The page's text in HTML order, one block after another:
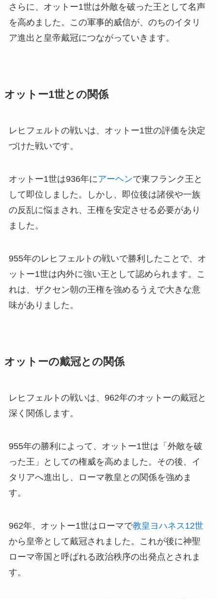
さらに、オットー1世は外敵を破った王として名声
を高めました。この軍事的威信が、のちのイタリ
ア進出と皇帝戴冠につながっていきます。
オットー1世との関係
レヒフェルトの戦いは、オットー1世の評価を決定
づけた戦いです。
オットー1世は936年にアーヘンで東フランク王と
して即位しました。しかし、即位後は諸侯や一族
の反乱に悩まされ、王権を安定させる必要があり
ました。
955年のレヒフェルトの戦いで勝利したことで、オ
ットー1世は内外に強い王として認められます。こ
れは、ザクセン朝の王権を強めるうえで大きな意
味がありました。
オットーの戴冠との関係
レヒフェルトの戦いは、962年のオットーの戴冠と
深く関係します。
955年の勝利によって、オットー1世は「外敵を破
った王」としての権威を高めました。その後、イ
タリアへ進出し、ローマ教皇との関係を強めま
す。
962年、オットー1世はローマで教皇ヨハネス12世
から皇帝として戴冠されました。これが後に神聖
ローマ帝国と呼ばれる政治秩序の出発点とされま
す。